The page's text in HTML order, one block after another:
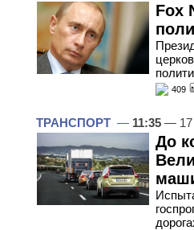
Fox
409
ТРАНСПОРТ — 11:35 — 17
До